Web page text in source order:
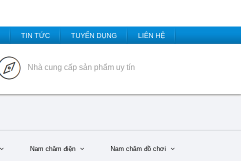
TIN TỨC TUYỂN DỤNG LIÊN HỆ
Nhà cung cấp sản phẩm uy tín
Nam châm điện Nam châm đồ chơi